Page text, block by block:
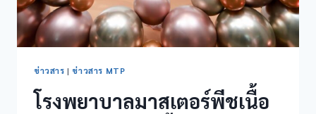
ข่าวสาร |ข่าวสาร MTP
โรงพยาบาลมาสเตอร์พีชเนื้อ